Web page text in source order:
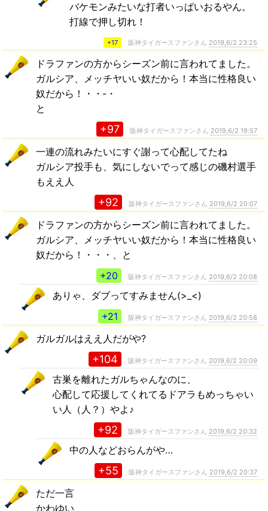
バケモンみたいな打者いっぱいおるやん。
打線で押し切れ！
+17 阪神タイガースファンさん 2019,6/2 23:25
ドラファンの方からシーズン前に言われてました。
ガルシア、メッチヤいい奴だから！本当に性格良い
奴だから！・・‐・
と
+97 阪神タイガースファンさん 2019,6/2 19:57
一連の流れみたいにすぐ謝って心配してたね
ガルシア投手も、気にしないでって感じの磯村選手
もええ人
+92 阪神タイガースファンさん 2019,6/2 20:07
ドラファンの方からシーズン前に言われてました。
ガルシア、メッチヤいい奴だから！本当に性格良い
奴だから！・・・、と
+20
阪神タイガースファンさん 2019,6/2 20:08
ありゃ、ダブってすみません(>_<)
+21
阪神タイガースファンさん 2019,6/2 20:58
ガルガルはええ人だがや?
+104 阪神タイガースファンさん 2019,6/2 20:09
古巣を離れたガルちゃんなのに、
心配して応援してくれてるドアラもめっちゃい
い人（人？）やよ♪
+92 阪神タイガースファンさん 2019,6/2 20:32
中の人などおらんがや…
+55 阪神タイガースファンさん 2019,6/2 20:37
ただ一言
かわゆい